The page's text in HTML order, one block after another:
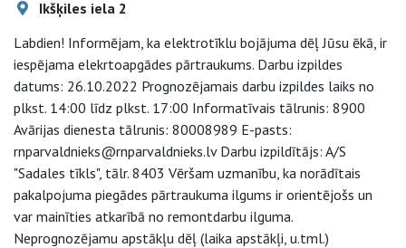
Ikšķiles iela 2
Labdien! Informējam, ka elektrotīklu bojājuma dēļ Jūsu ēkā, ir
iespējama elekrtoapgādes pārtraukums. Darbu izpildes
datums: 26.10.2022 Prognozējamais darbu izpildes laiks no
plkst. 14:00 līdz plkst. 17:00 Informatīvais tālrunis: 8900
Avārijas dienesta tālrunis: 80008989 E-pasts:
rnparvaldnieks@rnparvaldnieks.lv Darbu izpildītājs: A/S
"Sadales tīkls", tālr. 8403 Vēršam uzmanību, ka norādītais
pakalpojuma piegādes pārtraukuma ilgums ir orientējošs un
var mainīties atkarībā no remontdarbu ilguma.
Neprognozējamu apstākļu dēļ (laika apstākļi, u.tml.)